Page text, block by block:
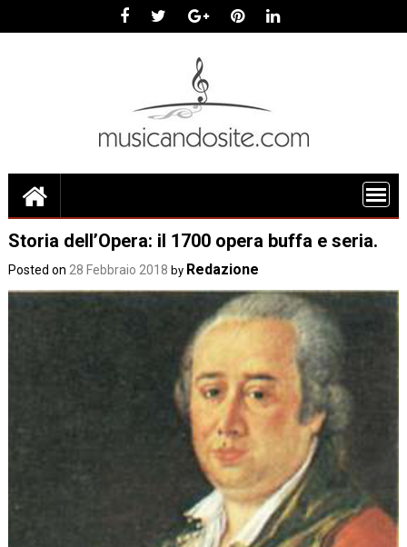
Storia dell’Opera: il 1700 opera buffa e seria.
Posted on 28 Febbraio 2018 by Redazione